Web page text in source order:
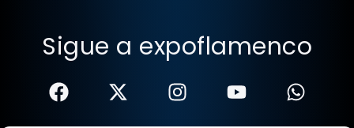
Sigue a expoflamenco